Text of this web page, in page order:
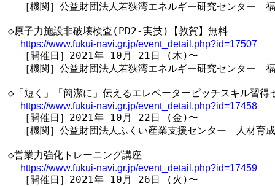
［機関］公益財団法人若狭湾エネルギー研究センター
◇原子力施設非破壊検査(PD2-実技)【敦賀】無料
https://www.fukui-navi.gr.jp/event_detail.php?id=17507
  ［開催日］2021年 10月 21日 (木)〜
［機関］公益財団法人若狭湾エネルギー研究センター
◇「短く」「簡潔に」伝えるエレベーターピッチスキル習得
https://www.fukui-navi.gr.jp/event_detail.php?id=17458
  ［開催日］2021年 10月 22日 (金)〜
［機関］公益財団法人ふくい産業支援センター　人材育
◇営業力強化トレーニング講座
https://www.fukui-navi.gr.jp/event_detail.php?id=17459
  ［開催日］2021年 10月 26日 (火)〜